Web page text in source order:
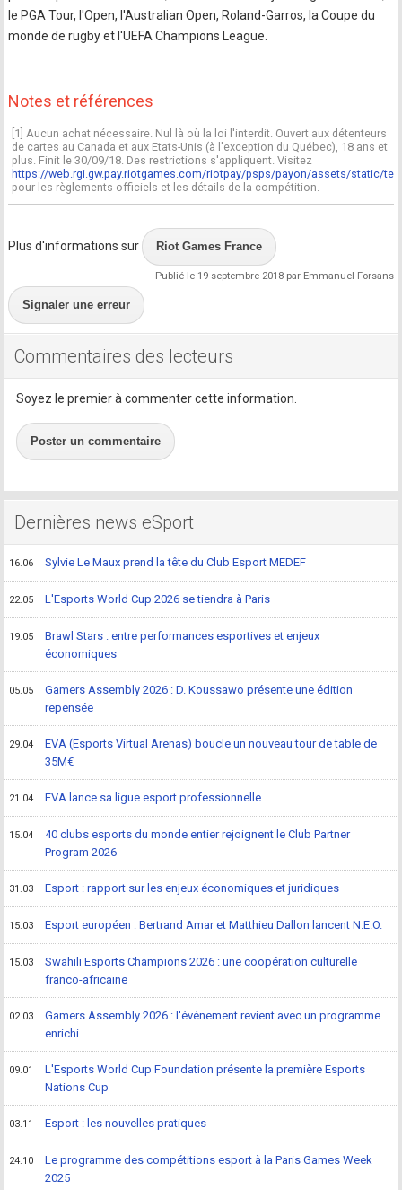
le PGA Tour, l'Open, l'Australian Open, Roland-Garros, la Coupe du
monde de rugby et l'UEFA Champions League.
Notes et références
[1] Aucun achat nécessaire. Nul là où la loi l'interdit. Ouvert aux détenteurs
de cartes au Canada et aux Etats-Unis (à l'exception du Québec), 18 ans et
plus. Finit le 30/09/18. Des restrictions s'appliquent. Visitez
https://web.rgi.gw.pay.riotgames.com/riotpay/psps/payon/assets/static/
pour les règlements officiels et les détails de la compétition.
Plus d'informations sur Riot Games France
Publié le 19 septembre 2018 par Emmanuel Forsans
Signaler une erreur
Commentaires des lecteurs
Soyez le premier à commenter cette information.
Poster un commentaire
Dernières news eSport
16.06 Sylvie Le Maux prend la tête du Club Esport MEDEF
22.05 L'Esports World Cup 2026 se tiendra à Paris
19.05
Brawl Stars : entre performances esportives et enjeux
économiques
05.05
Gamers Assembly 2026 : D. Koussawo présente une édition
repensée
29.04
EVA (Esports Virtual Arenas) boucle un nouveau tour de table de
35M€
21.04 EVA lance sa ligue esport professionnelle
15.04
40 clubs esports du monde entier rejoignent le Club Partner
Program 2026
31.03 Esport : rapport sur les enjeux économiques et juridiques
15.03 Esport européen : Bertrand Amar et Matthieu Dallon lancent N.E.O.
15.03
Swahili Esports Champions 2026 : une coopération culturelle
franco-africaine
02.03
Gamers Assembly 2026 : l'événement revient avec un programme
enrichi
09.01
L'Esports World Cup Foundation présente la première Esports
Nations Cup
03.11 Esport : les nouvelles pratiques
24.10
Le programme des compétitions esport à la Paris Games Week
2025